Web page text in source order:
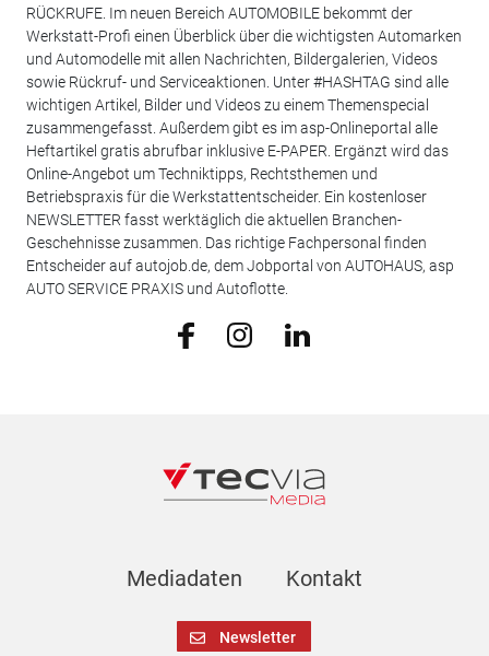
RÜCKRUFE. Im neuen Bereich AUTOMOBILE bekommt der
Werkstatt-Profi einen Überblick über die wichtigsten Automarken
und Automodelle mit allen Nachrichten, Bildergalerien, Videos
sowie Rückruf- und Serviceaktionen. Unter #HASHTAG sind alle
wichtigen Artikel, Bilder und Videos zu einem Themenspecial
zusammengefasst. Außerdem gibt es im asp-Onlineportal alle
Heftartikel gratis abrufbar inklusive E-PAPER. Ergänzt wird das
Online-Angebot um Techniktipps, Rechtsthemen und
Betriebspraxis für die Werkstattentscheider. Ein kostenloser
NEWSLETTER fasst werktäglich die aktuellen Branchen-
Geschehnisse zusammen. Das richtige Fachpersonal finden
Entscheider auf autojob.de, dem Jobportal von AUTOHAUS, asp
AUTO SERVICE PRAXIS und Autoflotte.
Mediadaten Kontakt
Newsletter